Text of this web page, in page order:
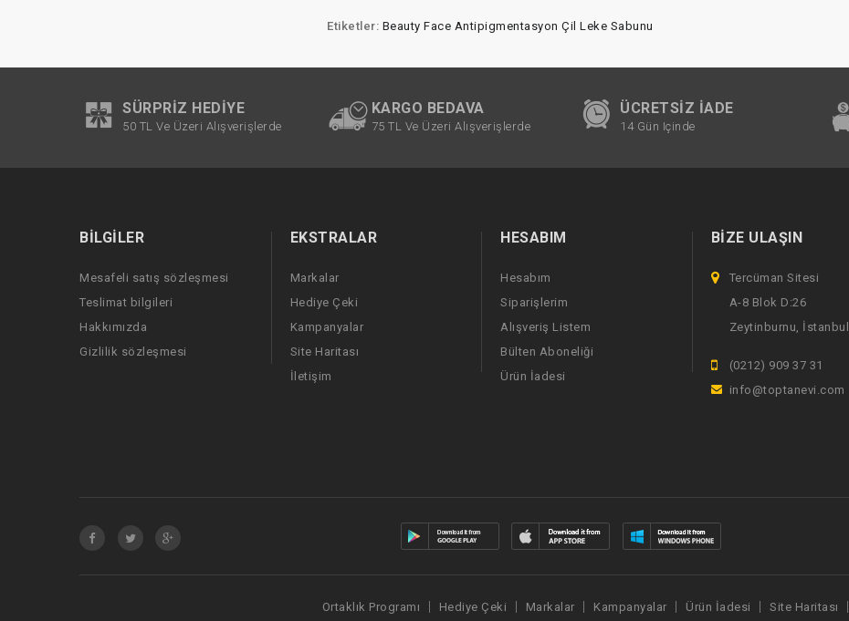
Etiketler: Beauty Face Antipigmentasyon Çil Leke Sabunu
SÜRPRIZ HEDIYE
50 TL Ve Üzeri Alışverişlerde
KARGO BEDAVA
75 TL Ve Üzeri Alışverişlerde
ÜCRETSIZ İADE
14 Gün Içinde
BILGILER
Mesafeli satış sözleşmesi
Teslimat bilgileri
Hakkımızda
Gizlilik sözleşmesi
EKSTRALAR
Markalar
Hediye Çeki
Kampanyalar
Site Haritası
İletişim
HESABIM
Hesabım
Siparişlerim
Alışveriş Listem
Bülten Aboneliği
Ürün İadesi
BIZE ULAŞIN
Tercüman Sitesi
A-8 Blok D:26
Zeytinburnu, İstanbul
(0212) 909 37 31
info@toptanevi.com
Ortaklık Programı Hediye Çeki Markalar Kampanyalar Ürün İadesi Site Haritası